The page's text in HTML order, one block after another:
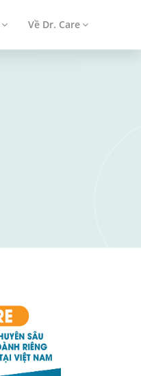
Về Dr. Care